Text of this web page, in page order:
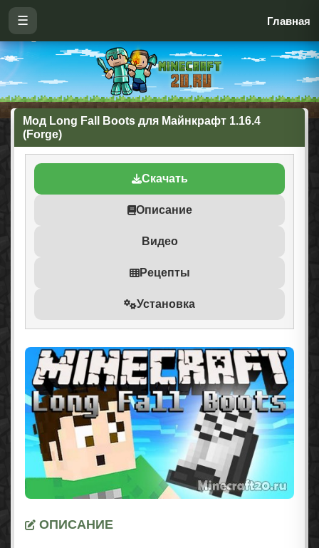
☰ Главная
Мод Long Fall Boots для Майнкрафт 1.16.4
(Forge)
Скачать
Описание
Видео
Рецепты
Установка
ОПИСАНИЕ